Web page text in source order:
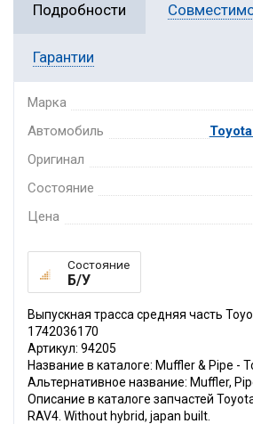
Подробности
Гарантии
Марка
Автомобиль
Оригинал
Состояние
Цена
Состояние
Б/У
Выпускная трасса средняя часть
1742036170
Артикул: 94205
Название в каталоге: Muffler & Pipe -
Альтернативное название: Muffler,
Описание в каталоге запчастей
RAV4. Without hybrid, japan built.